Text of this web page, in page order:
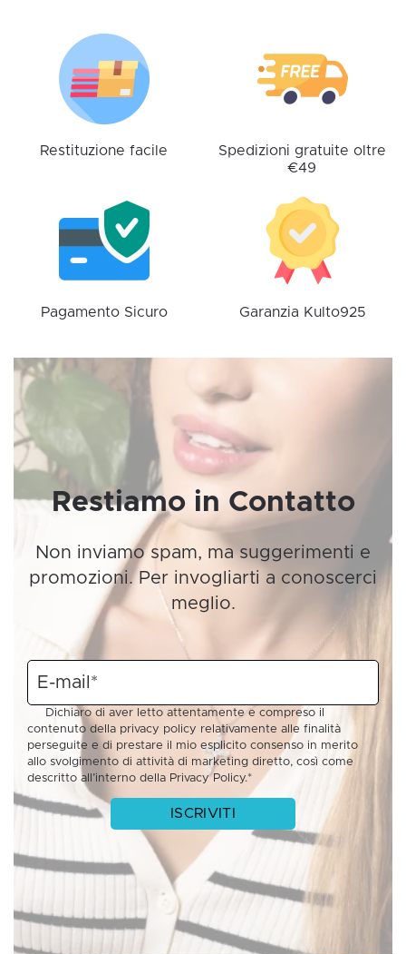
possono
essere
pagina
Restituzione facile
Spedizioni gratuite oltre
€49
Pagamento Sicuro Garanzia Kulto925
Restiamo in Contatto
Non inviamo spam, ma suggerimenti e
promozioni. Per invogliarti a conoscerci
meglio.